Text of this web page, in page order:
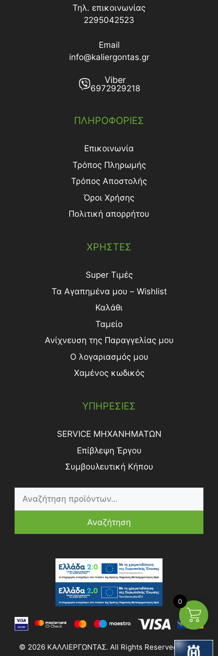
Τηλ. επικοινωνίας
2295042523
Email
info@kaliergontas.gr
Viber
6972929218
ΠΛΗΡΟΦΟΡΙΕΣ
Επικοινωνία
Τρόπος Πληρωμής
Τρόπος Aποστολής
Όροι Χρήσης
Πολιτική απορρήτου
ΧΡΗΣΤΕΣ
Super Τιμές
Τα Αγαπημένα μου – Wishlist
Καλάθι
Ταμείο
Ανίχνευση της Παραγγελίας μου
Ο λογαριασμός μου
Χαμένος κωδικός
ΥΠΗΡΕΣΙΕΣ
SERVICE ΜΗΧΑΝΗΜΑΤΩΝ
Επίβλεψη Έργου
Συμβουλευτική Κήπου
Αναζήτηση
© 2026 ΚΑΛΛΙΕΡΓΩΝΤΑΣ. All Rights Reserved | Web
0